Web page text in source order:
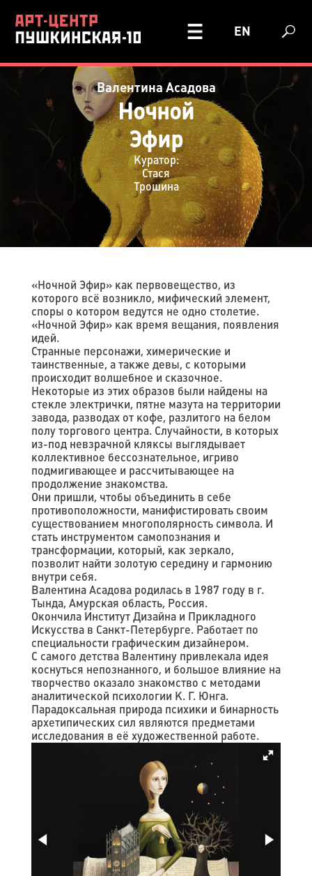
EN
Валентина Асадова
Ночной
Эфир
Куратор:
Стася
Трошина
«Ночной Эфир» как первовещество, из
которого всё возникло, мифический элемент,
споры о котором ведутся не одно столетие.
«Ночной Эфир» как время вещания, появления
идей.
Странные персонажи, химерические и
таинственные, а также девы, с которыми
происходит волшебное и сказочное.
Некоторые из этих образов были найдены на
стекле электрички, пятне мазута на территории
завода, разводах от кофе, разлитого на белом
полу торгового центра. Случайности, в которых
из-под невзрачной кляксы выглядывает
коллективное бессознательное, игриво
подмигивающее и рассчитывающее на
продолжение знакомства.
Они пришли, чтобы объединить в себе
противоположности, манифистировать своим
существованием многополярность символа. И
стать инструментом самопознания и
трансформации, который, как зеркало,
позволит найти золотую середину и гармонию
внутри себя.
Валентина Асадова родилась в 1987 году в г.
Тында, Амурская область, Россия.
Окончила Институт Дизайна и Прикладного
Искусства в Санкт-Петербурге. Работает по
специальности графическим дизайнером.
С самого детства Валентину привлекала идея
коснуться непознанного, и большое влияние на
творчество оказало знакомство с методами
аналитической психологии К. Г. Юнга.
Парадоксальная природа психики и бинарность
архетипических сил являются предметами
исследования в её художественной работе.